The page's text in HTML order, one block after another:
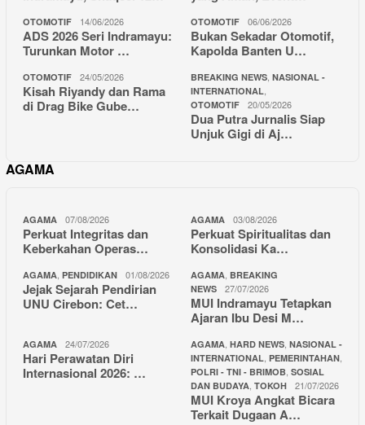
OTOMOTIF 14/06/2026
ADS 2026 Seri Indramayu:
Turunkan Motor …
OTOMOTIF 06/06/2026
Bukan Sekadar Otomotif,
Kapolda Banten U…
OTOMOTIF 24/05/2026
Kisah Riyandy dan Rama
di Drag Bike Gube…
BREAKING NEWS, NASIONAL -
INTERNATIONAL,
OTOMOTIF 20/05/2026
Dua Putra Jurnalis Siap
Unjuk Gigi di Aj…
AGAMA
AGAMA 07/08/2026
Perkuat Integritas dan
Keberkahan Operas…
AGAMA 03/08/2026
Perkuat Spiritualitas dan
Konsolidasi Ka…
AGAMA, PENDIDIKAN 01/08/2026
Jejak Sejarah Pendirian
UNU Cirebon: Cet…
AGAMA, BREAKING
NEWS
27/07/2026
MUI Indramayu Tetapkan
Ajaran Ibu Desi M…
AGAMA 24/07/2026
Hari Perawatan Diri
Internasional 2026: …
AGAMA, HARD NEWS, NASIONAL -
INTERNATIONAL, PEMERINTAHAN,
POLRI - TNI - BRIMOB, SOSIAL
DAN BUDAYA, TOKOH 21/07/2026
MUI Kroya Angkat Bicara
Terkait Dugaan A…